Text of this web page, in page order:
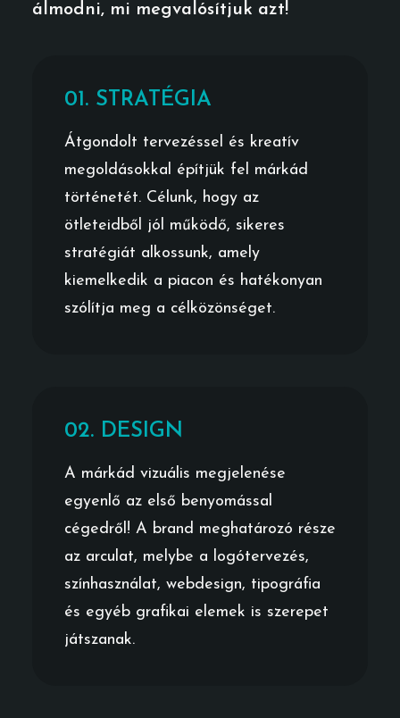
álmodni, mi megvalósítjuk azt!
01. STRATÉGIA
Átgondolt tervezéssel és kreatív
megoldásokkal építjük fel márkád
történetét. Célunk, hogy az
ötleteidből jól működő, sikeres
stratégiát alkossunk, amely
kiemelkedik a piacon és hatékonyan
szólítja meg a célközönséget.
02. DESIGN
A márkád vizuális megjelenése
egyenlő az első benyomással
cégedről! A brand meghatározó része
az arculat, melybe a logótervezés,
színhasználat, webdesign, tipográfia
és egyéb grafikai elemek is szerepet
játszanak.